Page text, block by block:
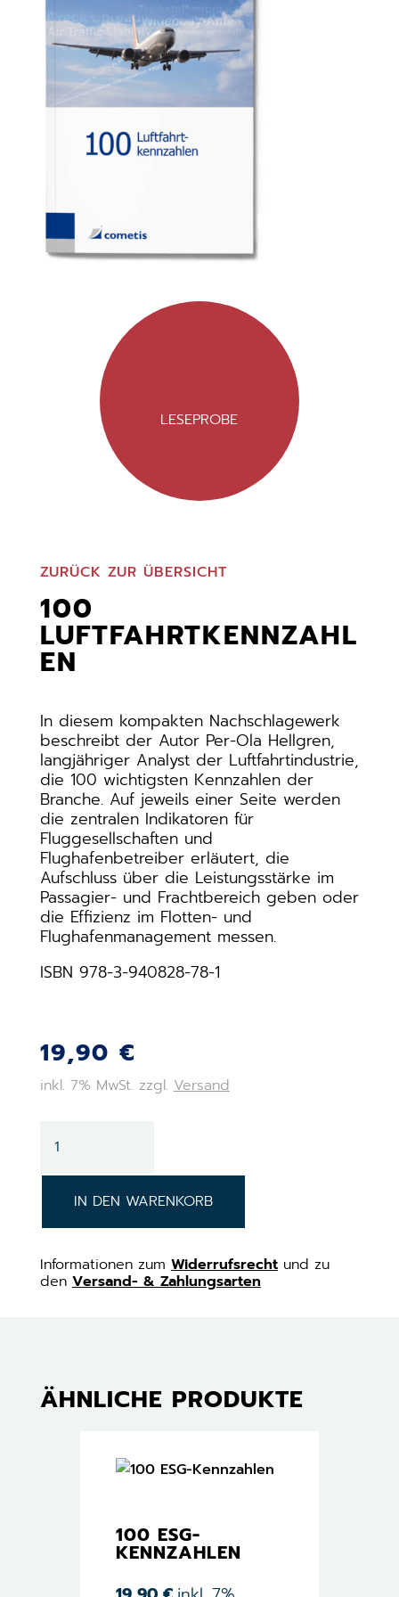
LESEPROBE
ZURÜCK ZUR ÜBERSICHT
100
LUFTFAHRTKENNZAHL
EN
In diesem kompakten Nachschlagewerk
beschreibt der Autor Per-Ola Hellgren,
langjähriger Analyst der Luftfahrtindustrie,
die 100 wichtigsten Kennzahlen der
Branche. Auf jeweils einer Seite werden
die zentralen Indikatoren für
Fluggesellschaften und
Flughafenbetreiber erläutert, die
Aufschluss über die Leistungsstärke im
Passagier- und Frachtbereich geben oder
die Effizienz im Flotten- und
Flughafenmanagement messen.
ISBN 978-3-940828-78-1
19,90 €
inkl. 7% MwSt. zzgl. Versand
Luftfahrtkennzahlen
IN DEN WARENKORB
Informationen zumWiderrufsrechtund zu
denVersand- & Zahlungsarten
ÄHNLICHE PRODUKTE
100 ESG-
KENNZAHLEN